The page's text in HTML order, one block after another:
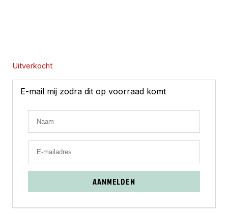
Uitverkocht
E-mail mij zodra dit op voorraad komt
AANMELDEN